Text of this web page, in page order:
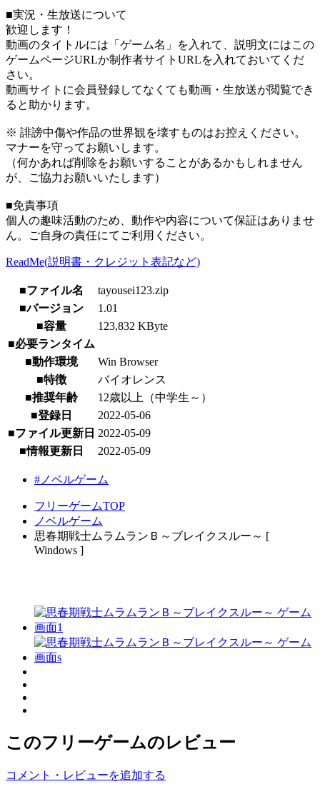
■実況・生放送について
歓迎します！
動画のタイトルには「ゲーム名」を入れて、説明文にはこの
ゲームページURLか制作者サイトURLを入れておいてくだ
さい。
動画サイトに会員登録してなくても動画・生放送が閲覧でき
ると助かります。
※ 誹謗中傷や作品の世界観を壊すものはお控えください。
マナーを守ってお願いします。
（何かあれば削除をお願いすることがあるかもしれません
が、ご協力お願いいたします）
■免責事項
個人の趣味活動のため、動作や内容について保証はありませ
ん。ご自身の責任にてご利用ください。
ReadMe(説明書・クレジット表記など)
■ファイル名
tayousei123.zip
■バージョン
1.01
■容量
123,832 KByte
■必要ランタイム
■動作環境
Win Browser
■特徴
バイオレンス
■推奨年齢
12歳以上（中学生～）
■登録日
2022-05-06
■ファイル更新日 2022-05-09
■情報更新日
2022-05-09
#ノベルゲーム
フリーゲームTOP
ノベルゲーム
思春期戦士ムラムランＢ～ブレイクスルー～ [
Windows ]
このフリーゲームのレビュー
コメント・レビューを追加する